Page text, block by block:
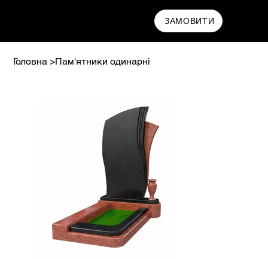
ЗАМОВИТИ
Головна >Пам'ятники одинарні